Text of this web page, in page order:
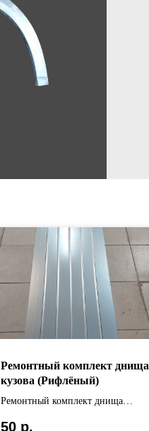
Ремонтный комплект днища
кузова (Рифлёный)
Ремонтный комплект днища
50 р.